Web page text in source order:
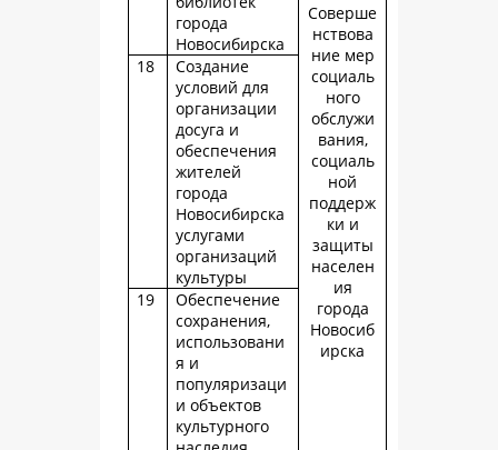
Соверше
нствова
ние мер
социаль
ного
обслужи
вания,
социаль
ной
поддерж
ки и
защиты
населен
ия
города
Новосиб
ирска
города
Новосибирска
18
Создание
условий для
организации
досуга и
обеспечения
жителей
города
Новосибирска
услугами
организаций
культуры
19
Обеспечение
сохранения,
использовани
я и
популяризаци
и объектов
культурного